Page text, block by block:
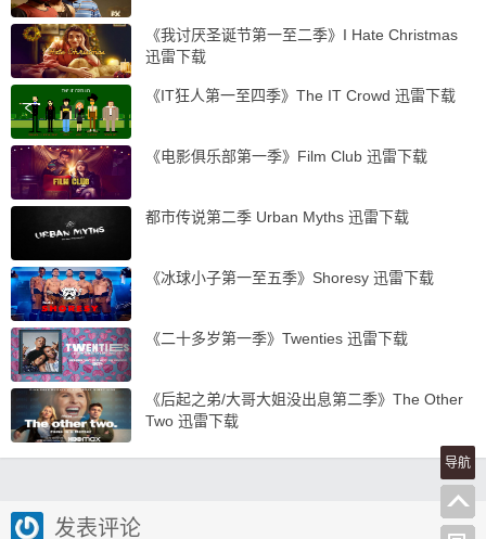
《我讨厌圣诞节第一至二季》I Hate Christmas
迅雷下载
《IT狂人第一至四季》The IT Crowd 迅雷下载
《电影俱乐部第一季》Film Club 迅雷下载
都市传说第二季 Urban Myths 迅雷下载
《冰球小子第一至五季》Shoresy 迅雷下载
《二十多岁第一季》Twenties 迅雷下载
《后起之弟/大哥大姐没出息第二季》The Other
Two 迅雷下载
发表评论
导航